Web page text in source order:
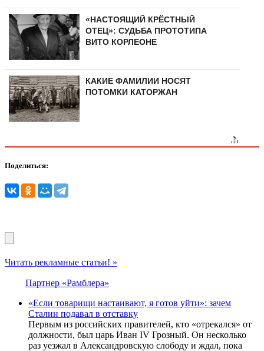
«НАСТОЯЩИЙ КРЁСТНЫЙ
ОТЕЦ»: СУДЬБА ПРОТОТИПА
ВИТО КОРЛЕОНЕ
КАКИЕ ФАМИЛИИ НОСЯТ
ПОТОМКИ КАТОРЖАН
Поделиться:
Читать рекламные статьи! »
Партнер «Рамблера»
«Если товарищи настаивают, я готов уйти»: зачем
Сталин подавал в отставку
Первым из российских правителей, кто «отрекался» от
должности, был царь Иван IV Грозный. Он несколько
раз уезжал в Александровскую слободу и ждал, пока